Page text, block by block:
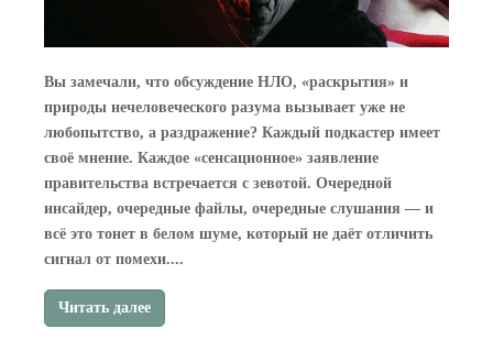
Вы замечали, что обсуждение НЛО, «раскрытия» и
природы нечеловеческого разума вызывает уже не
любопытство, а раздражение? Каждый подкастер имеет
своё мнение. Каждое «сенсационное» заявление
правительства встречается с зевотой. Очередной
инсайдер, очередные файлы, очередные слушания — и
всё это тонет в белом шуме, который не даёт отличить
сигнал от помехи....
Читать далее